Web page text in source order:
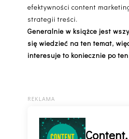
efektywności content
strategii treści.
Generalnie w książce jest
się wiedzieć na ten temat,
interesuje to koniecznie po